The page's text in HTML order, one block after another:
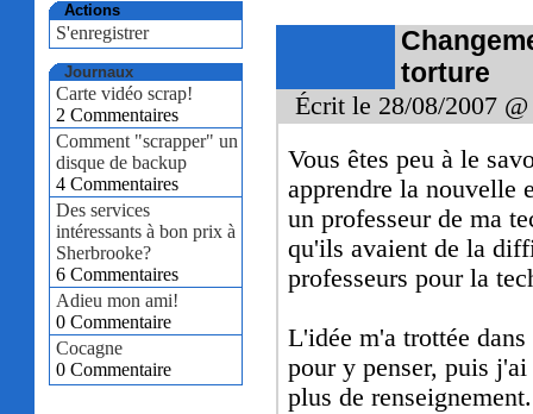
Actions
S'enregistrer
Journaux
Carte vidéo scrap!
2 Commentaires
Comment "scrapper" un
disque de backup
4 Commentaires
Des services
intéressants à bon prix à
Sherbrooke?
6 Commentaires
Adieu mon ami!
0 Commentaire
Cocagne
0 Commentaire
torture
Écrit le 28/08/2007
Vous êtes peu à le
apprendre la nouvelle
un professeur de ma
qu'ils avaient de la
professeurs pour la
L'idée m'a trottée
pour y penser, puis
plus de renseignement.